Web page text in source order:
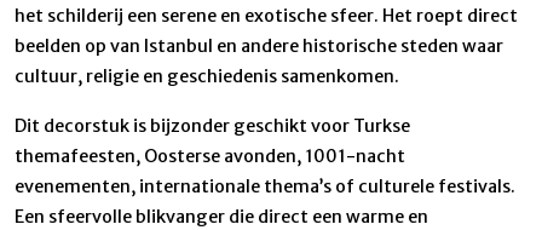
het schilderij een serene en exotische sfeer. Het roept direct
beelden op van Istanbul en andere historische steden waar
cultuur, religie en geschiedenis samenkomen.
Dit decorstuk is bijzonder geschikt voor Turkse
themafeesten, Oosterse avonden, 1001-nacht
evenementen, internationale thema’s of culturele festivals.
Een sfeervolle blikvanger die direct een warme en